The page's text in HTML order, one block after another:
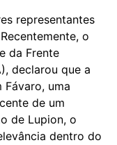
representantes
o
da Frente
declarou que a
uma
de um
de Lupion, o
dentro do